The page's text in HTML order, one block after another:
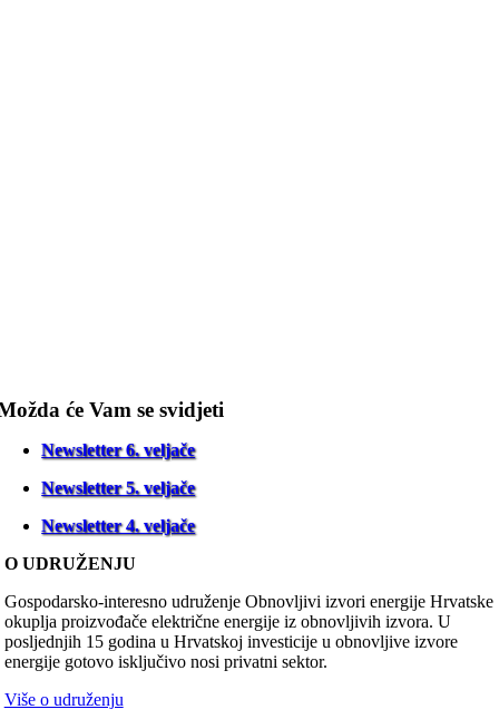
će Vam se svidjeti
Newsletter 6. veljače
Newsletter 5. veljače
Newsletter 4. veljače
O UDRUŽENJU
Gospodarsko-interesno udruženje Obnovljivi izvori energije Hrvatske
okuplja proizvođače električne energije iz obnovljivih izvora. U
posljednjih 15 godina u Hrvatskoj investicije u obnovljive izvore
energije gotovo isključivo nosi privatni sektor.
Više o udruženju